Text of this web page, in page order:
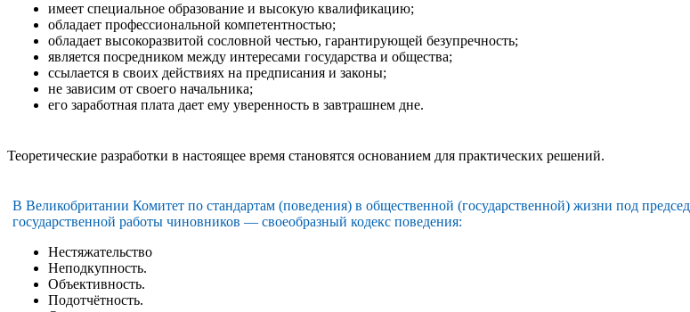
имеет специальное образование и высокую квалификацию;
обладает профессиональной компетентностью;
обладает высокоразвитой сословной честью, гарантирующей безупречность;
является посредником между интересами государства и общества;
ссылается в своих действиях на предписания и законы;
не зависим от своего начальника;
его заработная плата дает ему уверенность в завтрашнем дне.
Теоретические разработки в настоящее время становятся основанием для практических решений.
В Великобритании Комитет по стандартам (поведения) в общественной (государственной) жизни под
государственной работы чиновников — своеобразный кодекс поведения:
Нестяжательство
Неподкупность.
Объективность.
Подотчётность.